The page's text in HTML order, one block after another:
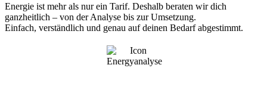
Energie ist mehr als nur ein Tarif. Deshalb beraten wir dich
ganzheitlich – von der Analyse bis zur Umsetzung.
Einfach, verständlich und genau auf deinen Bedarf abgestimmt.